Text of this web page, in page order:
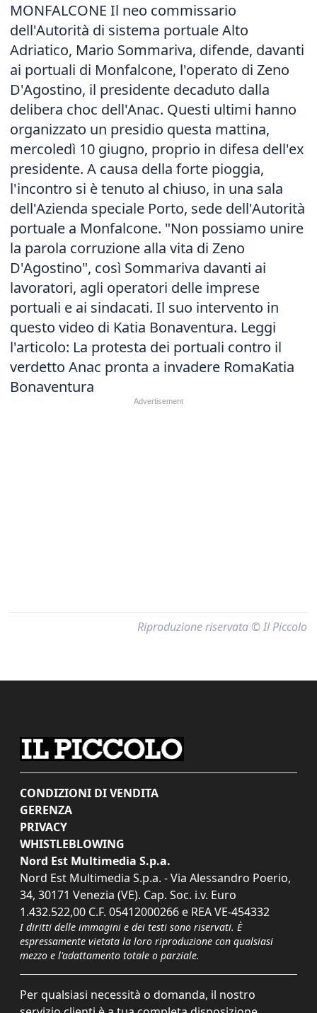
MONFALCONE Il neo commissario
dell'Autorità di sistema portuale Alto
Adriatico, Mario Sommariva, difende, davanti
ai portuali di Monfalcone, l'operato di Zeno
D'Agostino, il presidente decaduto dalla
delibera choc dell'Anac. Questi ultimi hanno
organizzato un presidio questa mattina,
mercoledì 10 giugno, proprio in difesa dell'ex
presidente. A causa della forte pioggia,
l'incontro si è tenuto al chiuso, in una sala
dell'Azienda speciale Porto, sede dell'Autorità
portuale a Monfalcone. "Non possiamo unire
la parola corruzione alla vita di Zeno
D'Agostino", così Sommariva davanti ai
lavoratori, agli operatori delle imprese
portuali e ai sindacati. Il suo intervento in
questo video di Katia Bonaventura. Leggi
l'articolo: La protesta dei portuali contro il
verdetto Anac pronta a invadere RomaKatia
Bonaventura
Riproduzione riservata © Il Piccolo
CONDIZIONI DI VENDITA
GERENZA
PRIVACY
WHISTLEBLOWING
Nord Est Multimedia S.p.a.
Nord Est Multimedia S.p.a. - Via Alessandro Poerio,
34, 30171 Venezia (VE). Cap. Soc. i.v. Euro
1.432.522,00 C.F. 05412000266 e REA VE-454332
I diritti delle immagini e dei testi sono riservati. È
espressamente vietata la loro riproduzione con qualsiasi
mezzo e l'adattamento totale o parziale.
Per qualsiasi necessità o domanda, il nostro